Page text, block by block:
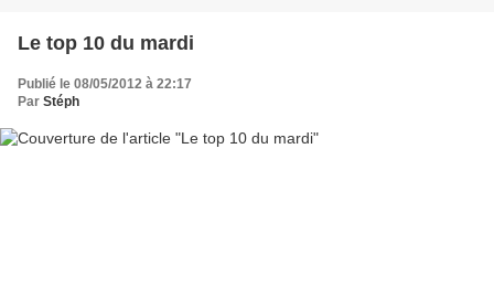
Le top 10 du mardi
Publié le 08/05/2012 à 22:17
Par Stéph